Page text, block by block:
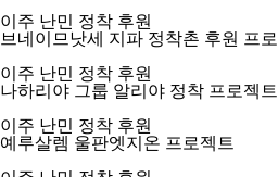
이주 난민 정착 후원
브네이므낫세 지파 정착촌 후원 프
이주 난민 정착 후원
나하리야 그룹 알리야 정착 프로젝트
이주 난민 정착 후원
예루살렘 울판엣지온 프로젝트